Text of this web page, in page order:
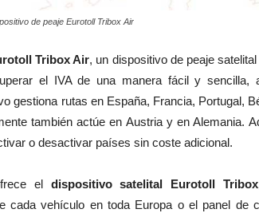
de peaje Eurotoll Tribox Air
Tribox Air, un dispositivo de peaje
el IVA de una manera fácil y sencilla,
gestiona rutas en España, Francia, Portugal,
también actúe en Austria y en Alemania.
o desactivar países sin coste adicional.
el dispositivo satelital Eurotoll Tribox
cada vehículo en toda Europa o el panel de